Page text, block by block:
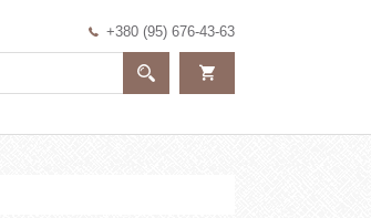
+380 (95) 676-43-63